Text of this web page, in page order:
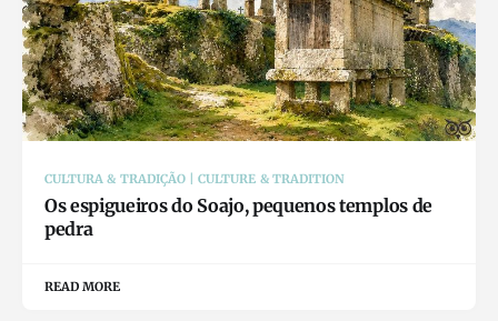
CULTURA & TRADIÇÃO | CULTURE & TRADITION
Os espigueiros do Soajo, pequenos templos de
pedra
READ MORE